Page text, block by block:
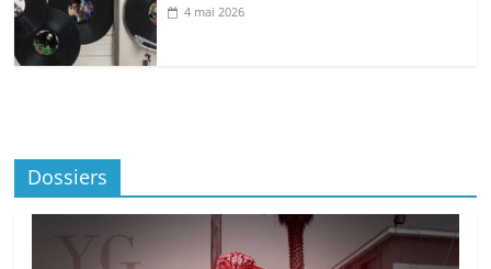
4 mai 2026
Dossiers